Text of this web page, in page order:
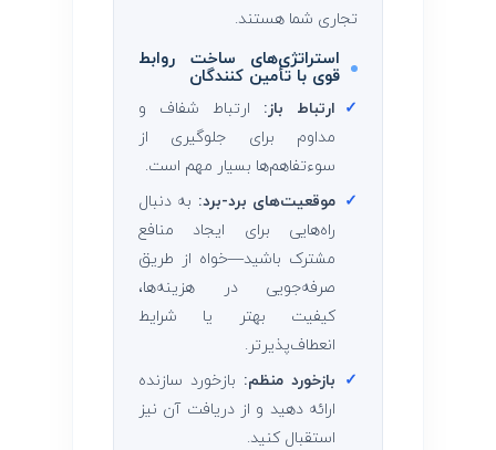
تجاری شما هستند.
استراتژی‌های ساخت روابط
قوی با تأمین ‌کنندگان
✓ ارتباط باز: ارتباط شفاف و
مداوم برای جلوگیری از
سوءتفاهم‌ها بسیار مهم است.
✓ موقعیت‌های برد-برد: به دنبال
راه‌هایی برای ایجاد منافع
مشترک باشید—خواه از طریق
صرفه‌جویی در هزینه‌ها،
کیفیت بهتر یا شرایط
انعطاف‌پذیرتر.
✓ بازخورد منظم: بازخورد سازنده
ارائه دهید و از دریافت آن نیز
استقبال کنید.